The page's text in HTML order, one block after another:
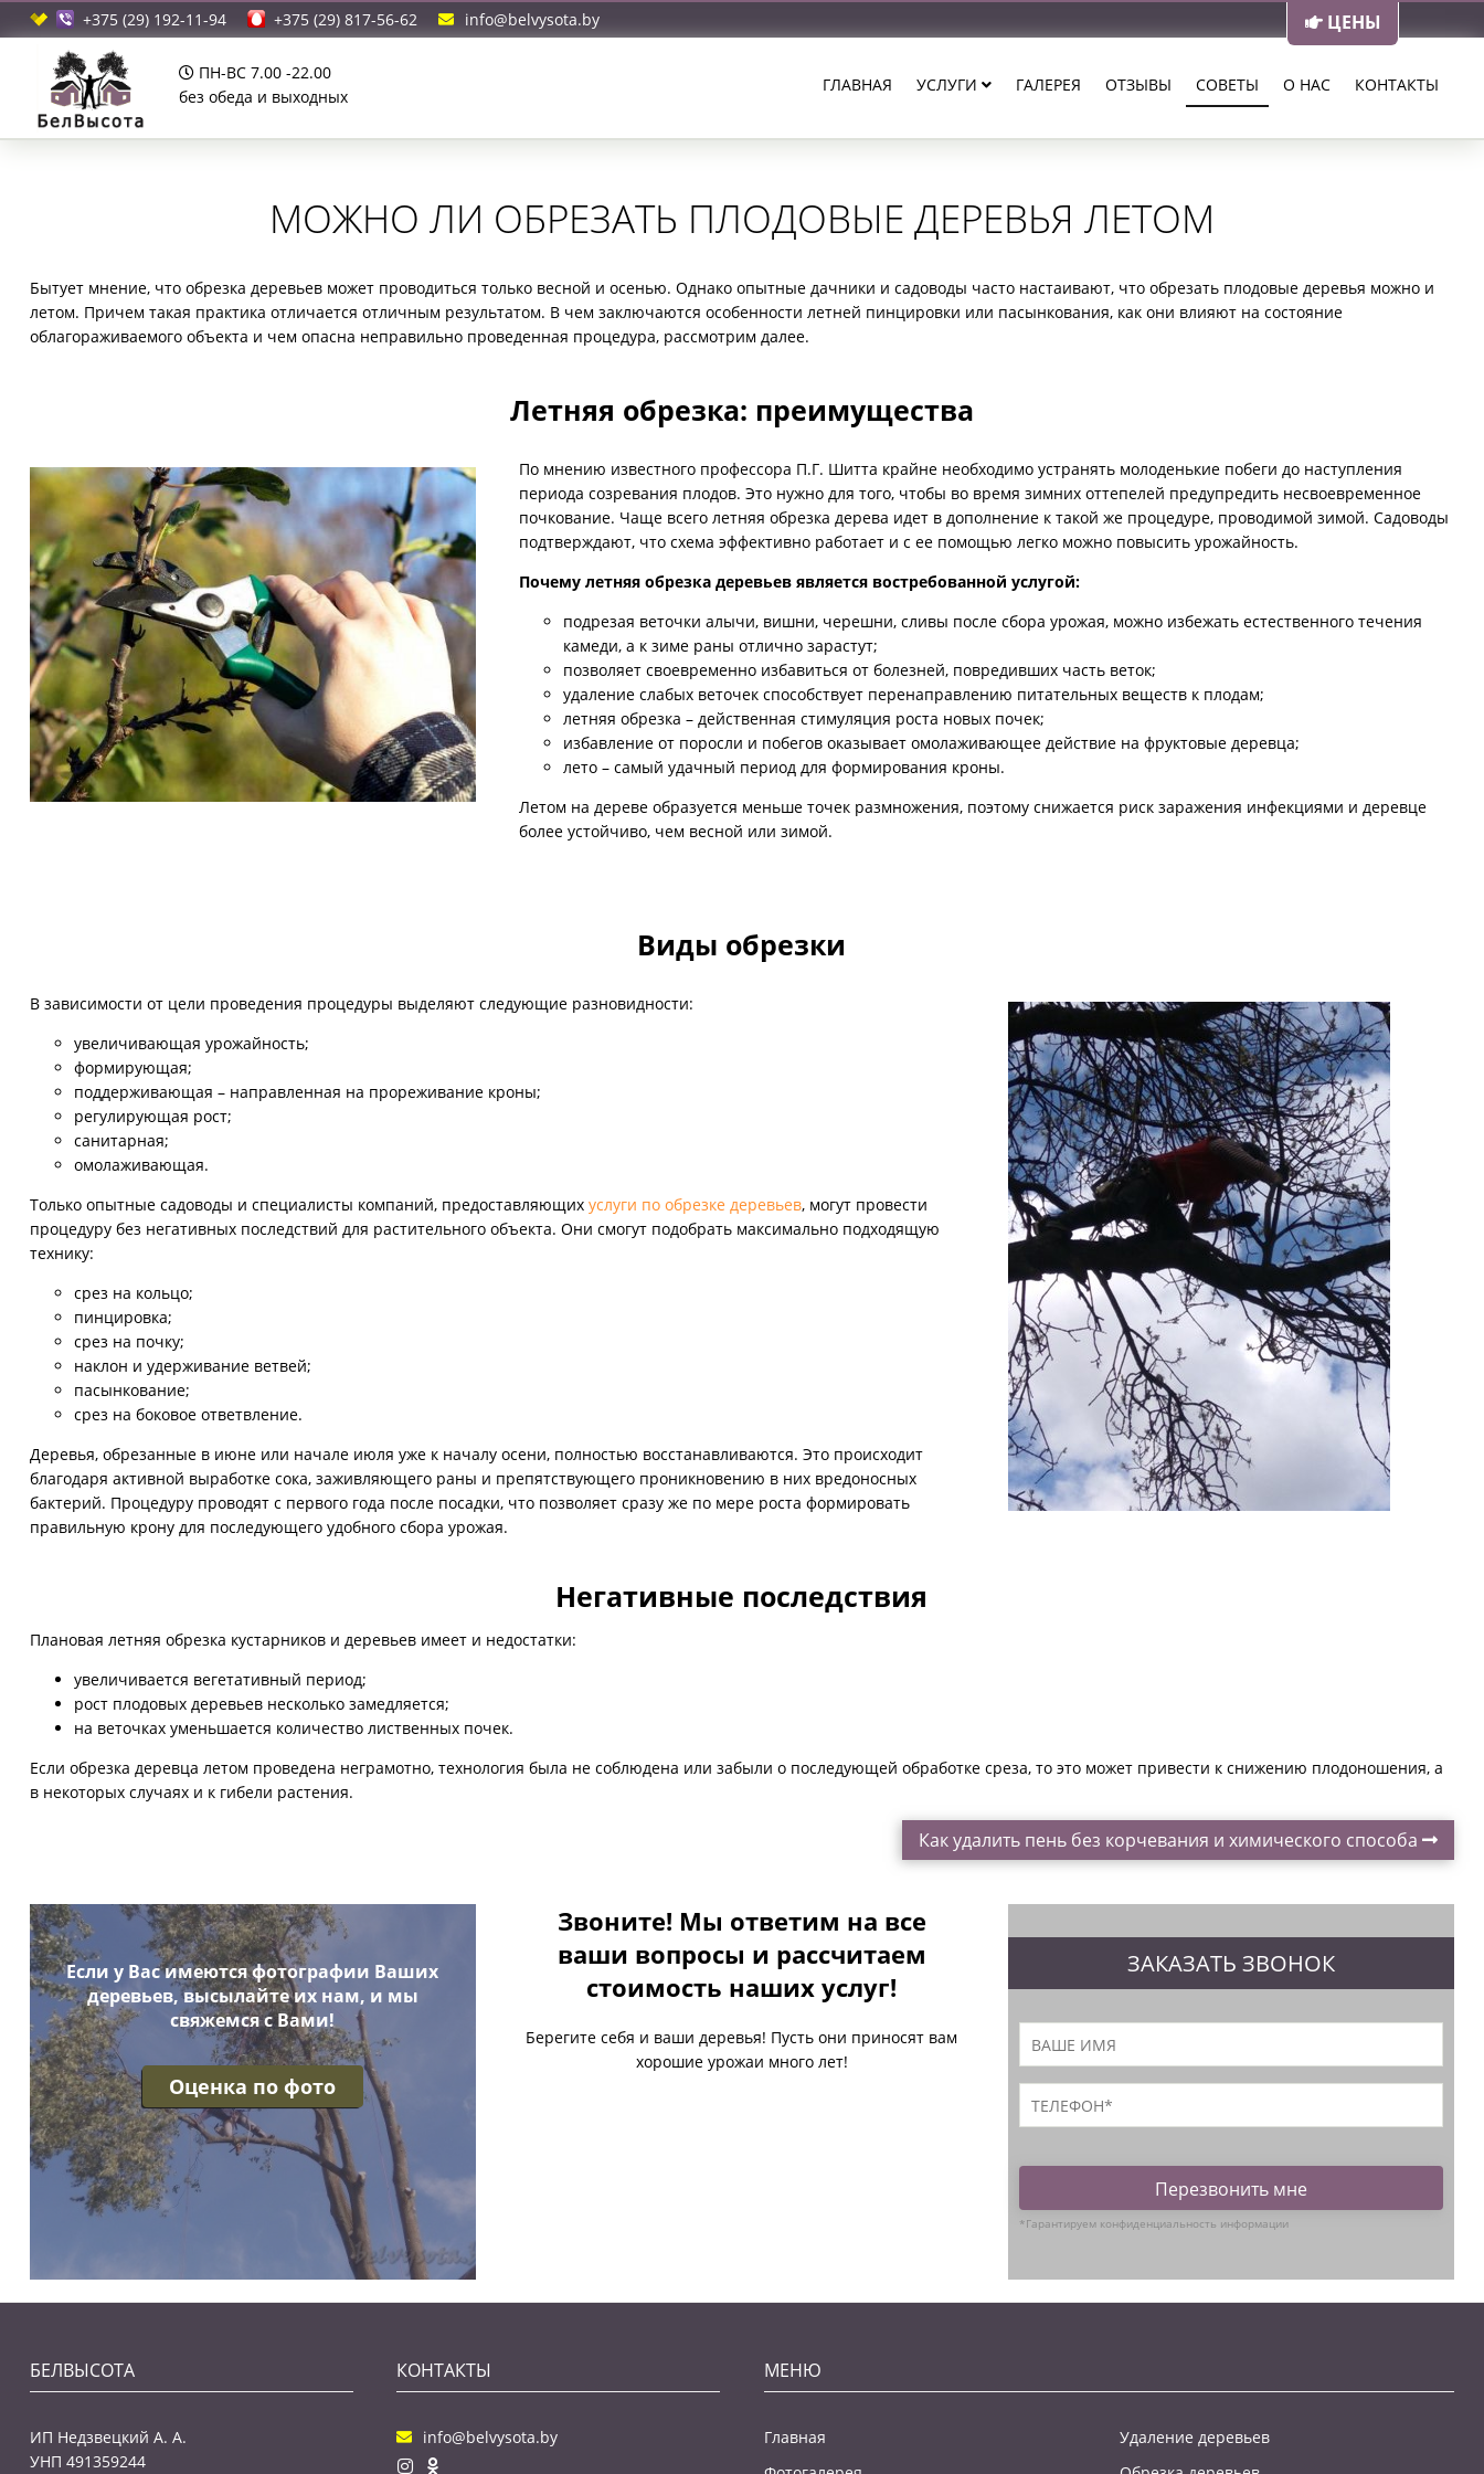
+375 (29) 192-11-94 +375 (29) 817-56-62 info@belvysota.by ЦЕНЫ
ПН-ВС 7.00 -22.00
без обеда и выходных
ГЛАВНАЯ УСЛУГИ ГАЛЕРЕЯ ОТЗЫВЫ СОВЕТЫ О НАС КОНТАКТЫ
МОЖНО ЛИ ОБРЕЗАТЬ ПЛОДОВЫЕ ДЕРЕВЬЯ ЛЕТОМ
Бытует мнение, что обрезка деревьев может проводиться только весной и осенью. Однако опытные дачники и садоводы часто настаивают, что обрезать плодовые деревья можно и
летом. Причем такая практика отличается отличным результатом. В чем заключаются особенности летней пинцировки или пасынкования, как они влияют на состояние
облагораживаемого объекта и чем опасна неправильно проведенная процедура, рассмотрим далее.
Летняя обрезка: преимущества
По мнению известного профессора П.Г. Шитта крайне необходимо устранять молоденькие побеги до наступления
периода созревания плодов. Это нужно для того, чтобы во время зимних оттепелей предупредить несвоевременное
почкование. Чаще всего летняя обрезка дерева идет в дополнение к такой же процедуре, проводимой зимой. Садоводы
подтверждают, что схема эффективно работает и с ее помощью легко можно повысить урожайность.
Почему летняя обрезка деревьев является востребованной услугой:
подрезая веточки алычи, вишни, черешни, сливы после сбора урожая, можно избежать естественного течения
камеди, а к зиме раны отлично зарастут;
позволяет своевременно избавиться от болезней, повредивших часть веток;
удаление слабых веточек способствует перенаправлению питательных веществ к плодам;
летняя обрезка – действенная стимуляция роста новых почек;
избавление от поросли и побегов оказывает омолаживающее действие на фруктовые деревца;
лето – самый удачный период для формирования кроны.
Летом на дереве образуется меньше точек размножения, поэтому снижается риск заражения инфекциями и деревце
более устойчиво, чем весной или зимой.
Виды обрезки
В зависимости от цели проведения процедуры выделяют следующие разновидности:
увеличивающая урожайность;
формирующая;
поддерживающая – направленная на прореживание кроны;
регулирующая рост;
санитарная;
омолаживающая.
Только опытные садоводы и специалисты компаний, предоставляющих услуги по обрезке деревьев, могут провести
процедуру без негативных последствий для растительного объекта. Они смогут подобрать максимально подходящую
технику:
срез на кольцо;
пинцировка;
срез на почку;
наклон и удерживание ветвей;
пасынкование;
срез на боковое ответвление.
Деревья, обрезанные в июне или начале июля уже к началу осени, полностью восстанавливаются. Это происходит
благодаря активной выработке сока, заживляющего раны и препятствующего проникновению в них вредоносных
бактерий. Процедуру проводят с первого года после посадки, что позволяет сразу же по мере роста формировать
правильную крону для последующего удобного сбора урожая.
Негативные последствия
Плановая летняя обрезка кустарников и деревьев имеет и недостатки:
увеличивается вегетативный период;
рост плодовых деревьев несколько замедляется;
на веточках уменьшается количество лиственных почек.
Если обрезка деревца летом проведена неграмотно, технология была не соблюдена или забыли о последующей обработке среза, то это может привести к снижению плодоношения, а
в некоторых случаях и к гибели растения.
Как удалить пень без корчевания и химического способа
Если у Вас имеются фотографии Ваших
деревьев, высылайте их нам, и мы
свяжемся с Вами!
Оценка по фото
Звоните! Мы ответим на все
ваши вопросы и рассчитаем
стоимость наших услуг!
Берегите себя и ваши деревья! Пусть они приносят вам
хорошие урожаи много лет!
ЗАКАЗАТЬ ЗВОНОК
Перезвонить мне
*Гарантируем конфиденциальность информации
БЕЛВЫСОТА
ИП Недзвецкий А. А.
УНП 491359244
КОНТАКТЫ
info@belvysota.by
МЕНЮ
Главная
Удаление деревьев